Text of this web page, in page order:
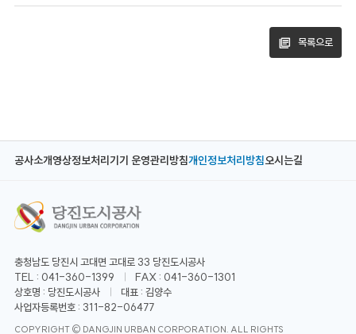
목록으로
공사소개영상정보처리기기 운영관리방침개인정보처리방침오시는길
충청남도 당진시 고대면 고대로 33 당진도시공사
TEL : 041-360-1399
FAX : 041-360-1301
상호명 : 당진도시공사
대표 : 김양수
사업자등록번호 : 311-82-06477
COPYRIGHT © DANGJIN URBAN CORPORATION. ALL RIGHTS